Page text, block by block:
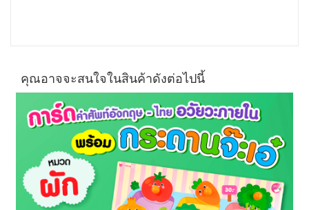
คุณอาจจะสนใจในสินค้าดังต่อไปนี้